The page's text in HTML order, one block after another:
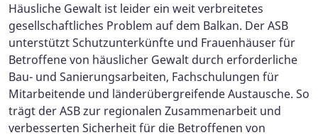
Häusliche Gewalt ist leider ein weit verbreitetes
gesellschaftliches Problem auf dem Balkan. Der ASB
unterstützt Schutzunterkünfte und Frauenhäuser für
Betroffene von häuslicher Gewalt durch erforderliche
Bau- und Sanierungsarbeiten, Fachschulungen für
Mitarbeitende und länderübergreifende Austausche. So
trägt der ASB zur regionalen Zusammenarbeit und
verbesserten Sicherheit für die Betroffenen von